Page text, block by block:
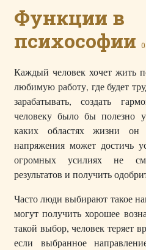
Функции в
психософии
Каждый человек хочет жить
любимую работу, где будет
зарабатывать, создать
человеку было бы полезно
каких областях жизни он
напряжения может достичь
огромных усилиях не
результатов и получить
Часто люди выбирают такое
могут получить хорошее
такой выбор, человек теряет
если выбранное